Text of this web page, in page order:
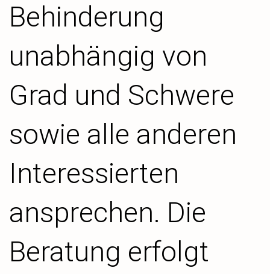
Behinderung
unabhängig von
Grad und Schwere
sowie alle anderen
Interessierten
ansprechen. Die
Beratung erfolgt